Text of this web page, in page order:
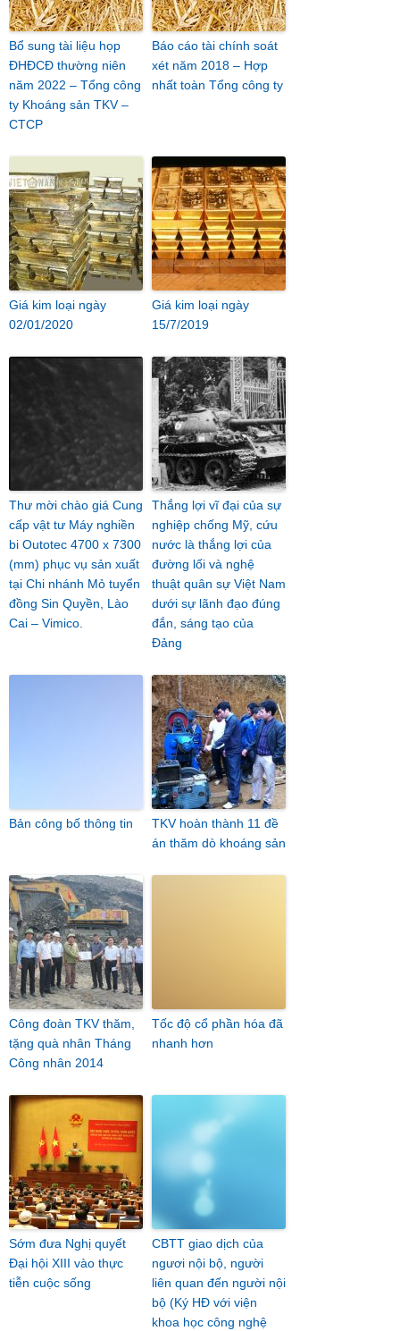
Bổ sung tài liệu họp
ĐHĐCĐ thường niên
năm 2022 – Tổng công
ty Khoáng sản TKV –
CTCP
Báo cáo tài chính soát
xét năm 2018 – Hợp
nhất toàn Tổng công ty
Giá kim loại ngày
02/01/2020
Giá kim loại ngày
15/7/2019
Thư mời chào giá Cung
cấp vật tư Máy nghiền
bi Outotec 4700 x 7300
(mm) phục vụ sản xuất
tại Chi nhánh Mỏ tuyển
đồng Sin Quyền, Lào
Cai – Vimico.
Thắng lợi vĩ đại của sự
nghiệp chống Mỹ, cứu
nước là thắng lợi của
đường lối và nghệ
thuật quân sự Việt Nam
dưới sự lãnh đạo đúng
đắn, sáng tạo của
Đảng
Bản công bố thông tin
TKV hoàn thành 11 đề
án thăm dò khoáng sản
Công đoàn TKV thăm,
tặng quà nhân Tháng
Công nhân 2014
Tốc độ cổ phần hóa đã
nhanh hơn
Sớm đưa Nghị quyết
Đại hội XIII vào thực
tiễn cuộc sống
CBTT giao dịch của
ngươi nội bộ, người
liên quan đến người nội
bộ (Ký HĐ với viện
khoa học công nghệ